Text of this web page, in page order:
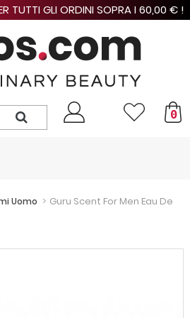
TUTTI GLI ORDINI SOPRA I 60,00 € !
0
Uomo > Guru Scent For Men Eau De